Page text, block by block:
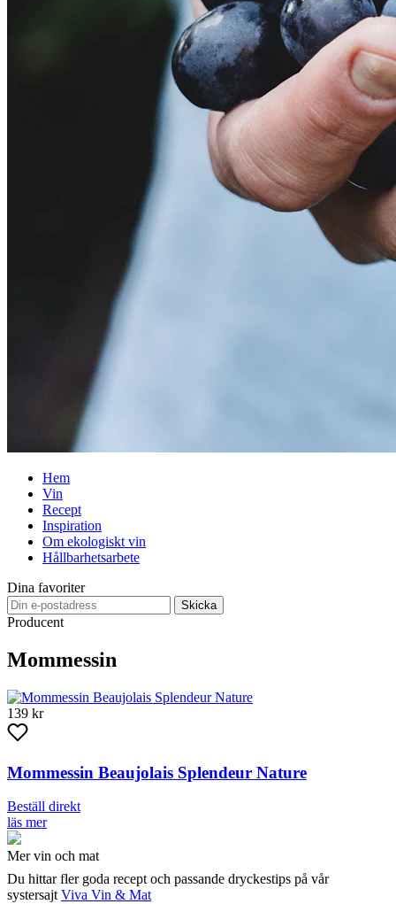
Hem
Vin
Recept
Inspiration
Om ekologiskt vin
Hållbarhetsarbete
Dina favoriter
Skicka
Producent
Mommessin
139 kr
Mommessin Beaujolais Splendeur Nature
Beställ direkt
läs mer
Mer vin och mat
Du hittar fler goda recept och passande dryckestips på vår
systersajt Viva Vin & Mat